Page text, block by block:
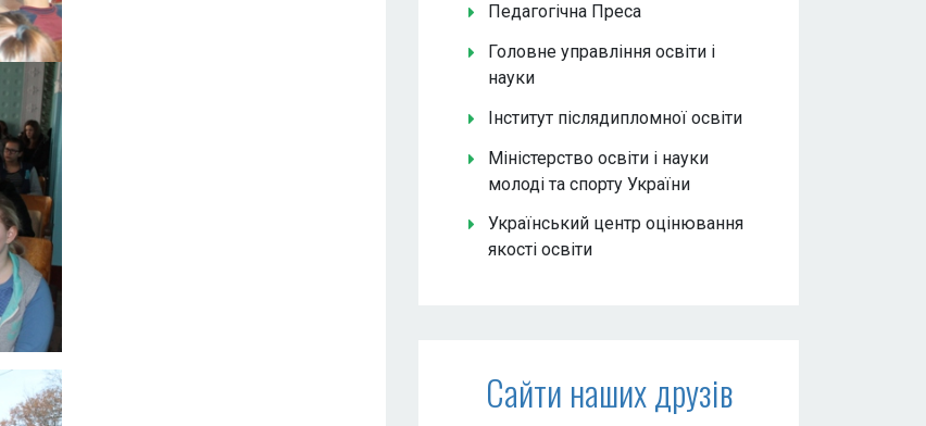
Педагогічна Преса
Головне управління освіти і
науки
Інститут післядипломної освіти
Міністерство освіти і науки
молоді та спорту України
Український центр оцінювання
якості освіти
Сайти наших друзів